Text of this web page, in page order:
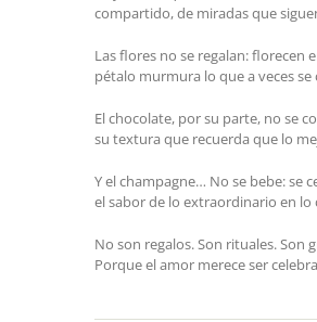
compartido, de miradas que
Las flores no se regalan: florecen
pétalo murmura lo que a veces
El chocolate, por su parte, no se
su textura que recuerda que lo
Y el champagne… No se bebe: se
el sabor de lo extraordinario en lo
No son regalos. Son rituales. Son
Porque el amor merece ser